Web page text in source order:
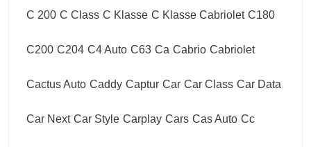
C 200 C Class C Klasse C Klasse Cabriolet C180
C200 C204 C4 Auto C63 Ca Cabrio Cabriolet
Cactus Auto Caddy Captur Car Car Class Car Data
Car Next Car Style Carplay Cars Cas Auto Cc